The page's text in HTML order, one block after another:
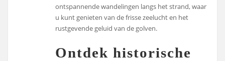
ontspannende wandelingen langs het strand, waar
u kunt genieten van de frisse zeelucht en het
rustgevende geluid van de golven.
Ontdek historische